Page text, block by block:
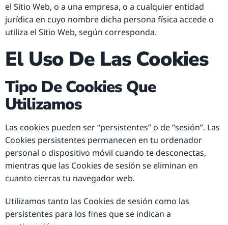
el Sitio Web, o a una empresa, o a cualquier entidad
jurídica en cuyo nombre dicha persona física accede o
utiliza el Sitio Web, según corresponda.
El Uso De Las Cookies
Tipo De Cookies Que
Utilizamos
Las cookies pueden ser “persistentes” o de “sesión”. Las
Cookies persistentes permanecen en tu ordenador
personal o dispositivo móvil cuando te desconectas,
mientras que las Cookies de sesión se eliminan en
cuanto cierras tu navegador web.
Utilizamos tanto las Cookies de sesión como las
persistentes para los fines que se indican a